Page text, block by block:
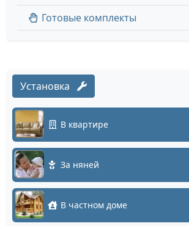
Готовые комплекты
Установка
В квартире
За няней
В частном доме